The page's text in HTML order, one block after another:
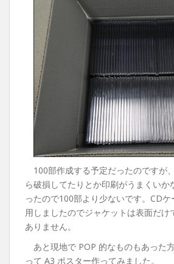
100部作成する予定だったのですが
ら破損してたりとか印刷がうまくいか
ったので100部より少ないです。CD
用しましたのでジャケットは表面だけ
ありません。
あと現地で POP 的なものもあった
って A3 ポスター作ってみました。